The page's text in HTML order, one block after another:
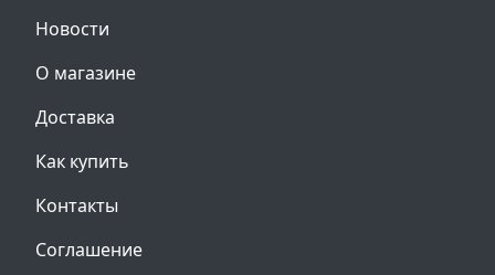
Новости
О магазине
Доставка
Как купить
Контакты
Соглашение